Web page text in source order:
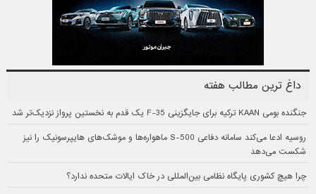
داغ ترین مطالب هفته
جنگنده بومی KAAN ترکیه برای جایگزینی F-35 یک قدم به نخستین پرواز نزدیک‌تر شد
روسیه ادعا می‌کند سامانه دفاعی S-500 ماهواره‌ها و موشک‌های هایپرسونیک را نیز
شکست می‌دهد
چرا هیچ کشوری پایگاه نظامی بین‌المللی در خاک ایالات متحده ندارد؟